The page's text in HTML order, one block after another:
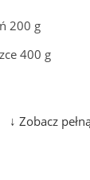
200 g
400 g
180 g
↓ Zobacz